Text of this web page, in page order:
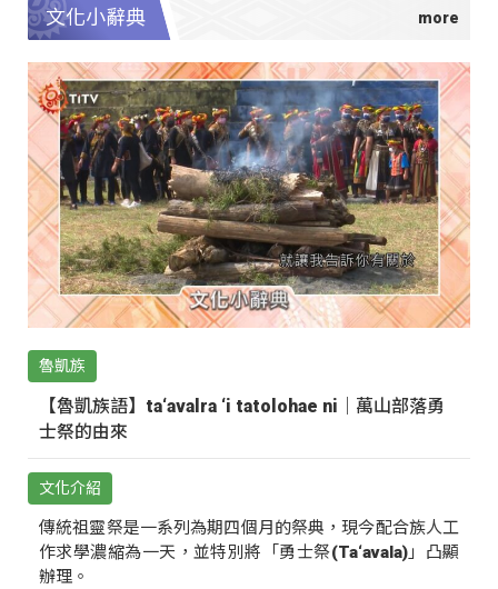
文化小辭典
魯凱族
【魯凱族語】ta‘avalra ‘i tatolohae ni｜萬山部落勇
士祭的由來
文化介紹
傳統祖靈祭是一系列為期四個月的祭典，現今配合族人工
作求學濃縮為一天，並特別將「勇士祭(Ta‘avala)」凸顯
辦理。